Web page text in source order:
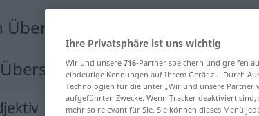
Übersetzung für "adelig"
Ihre Privatsphäre ist uns wichtig
Wir und unsere 716-Partner speichern und greifen
eindeutige Kennungen auf Ihrem Gerät zu. Durch
Technologien für die unter „Wir und unsere Partner
aufgeführten Zwecke. Wenn Tracker deaktiviert
mehr so relevant für Sie. Sie können dieses Menü